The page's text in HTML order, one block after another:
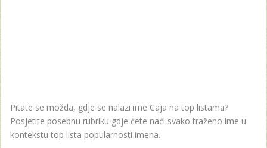
Pitate se možda, gdje se nalazi ime Caja na top listama?
Posjetite posebnu rubriku gdje ćete naći svako traženo ime u
kontekstu top lista popularnosti imena.